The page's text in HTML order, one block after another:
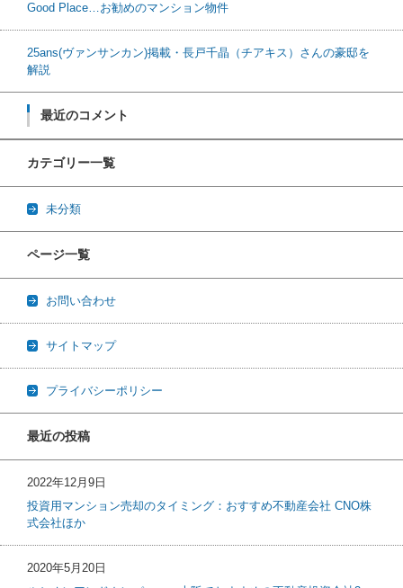
Good Place…お勧めのマンション物件
25ans(ヴァンサンカン)掲載・長戸千晶（チアキス）さんの豪邸を
解説
最近のコメント
カテゴリー一覧
未分類
ページ一覧
お問い合わせ
サイトマップ
プライバシーポリシー
最近の投稿
2022年12月9日
投資用マンション売却のタイミング：おすすめ不動産会社 CNO株
式会社ほか
2020年5月20日